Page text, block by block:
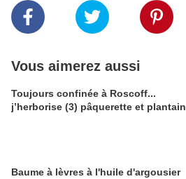
Vous aimerez aussi
Toujours confinée à Roscoff...
j’herborise (3) pâquerette et plantain
Baume à lèvres à l'huile d'argousier